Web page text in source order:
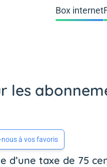
Box internet
les
à vos favoris
d’une taxe de 75